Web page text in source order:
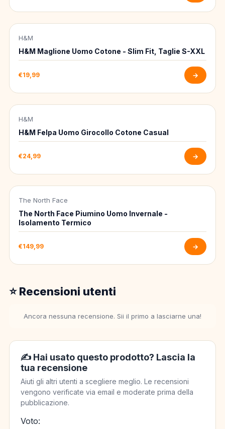
-50%
H&M
H&M Maglione Uomo Cotone - Slim Fit, Taglie S-XXL
€19,99 →
-50%
H&M
H&M Felpa Uomo Girocollo Cotone Casual
€24,99 →
-50%
The North Face
The North Face Piumino Uomo Invernale -
Isolamento Termico
€149,99 →
⭐ Recensioni utenti
Ancora nessuna recensione. Sii il primo a lasciarne una!
✍️ Hai usato questo prodotto? Lascia la
tua recensione
Aiuti gli altri utenti a scegliere meglio. Le recensioni
vengono verificate via email e moderate prima della
pubblicazione.
Voto: